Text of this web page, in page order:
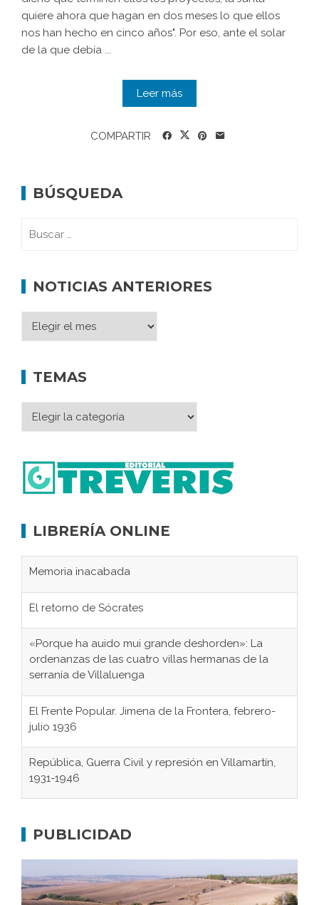
quiere ahora que hagan en dos meses lo que ellos
nos han hecho en cinco años". Por eso, ante el solar
de la que debía ...
Leer más
COMPARTIR
BÚSQUEDA
NOTICIAS ANTERIORES
TEMAS
LIBRERÍA ONLINE
Memoria inacabada
El retorno de Sócrates
«Porque ha auido mui grande deshorden»: La
ordenanzas de las cuatro villas hermanas de la
serranía de Villaluenga
El Frente Popular. Jimena de la Frontera, febrero-
julio 1936
República, Guerra Civil y represión en Villamartín,
1931-1946
concentración nazis
Bornos
PUBLICIDAD